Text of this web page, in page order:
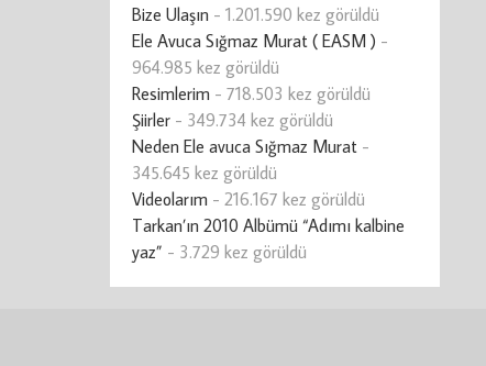
Bize Ulaşın - 1.201.590 kez görüldü
Ele Avuca Sığmaz Murat ( EASM ) -
964.985 kez görüldü
Resimlerim - 718.503 kez görüldü
Şiirler - 349.734 kez görüldü
Neden Ele avuca Sığmaz Murat -
345.645 kez görüldü
Videolarım - 216.167 kez görüldü
Tarkan’ın 2010 Albümü “Adımı kalbine
yaz” - 3.729 kez görüldü